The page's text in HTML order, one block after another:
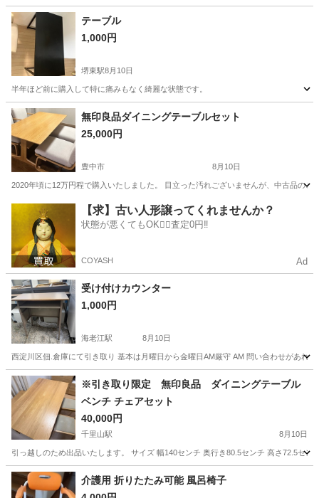
兵庫 南あわじ市 その他
テーブル
1,000円
堺東駅8月10日
半年ほど前に購入して特に痛みもなく綺麗な状態です。
大阪 堺市 堺東駅 テーブル
無印良品ダイニングテーブルセット
25,000円
豊中市 8月10日
2020年頃に12万円程で購入いたしました。 目立った汚れございませんが、中古品の
ダイニングセット テーブルセット
【求】古い人形譲ってくれませんか？
状態が悪くてもOK🙆‍♀️査定0円‼️
COYASH Ad
受け付けカウンター
1,000円
海老江駅 8月10日
西淀川区佃.倉庫にて引き取り 基本は月曜日から金曜日AM厳守 AM 問い合わせがあれ
大阪 大阪市 海老江駅 オフィス用家具
※引き取り限定 無印良品 ダイニングテーブル
ベンチ チェアセット
40,000円
千里山駅 8月10日
引っ越しのため出品いたします。 サイズ 幅140センチ 奥行き80.5センチ 高さ72.5セ
大阪 吹田市 千里山駅 テーブル
介護用 折りたたみ可能 風呂椅子